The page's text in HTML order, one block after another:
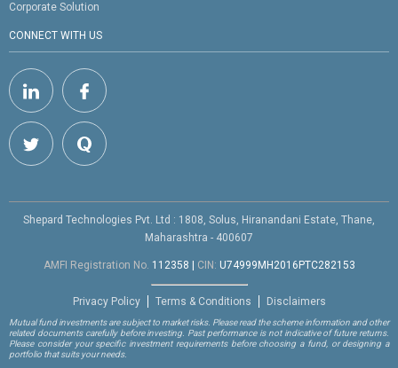
Corporate Solution
CONNECT WITH US
Shepard Technologies Pvt. Ltd : 1808, Solus, Hiranandani Estate, Thane,
Maharashtra - 400607
AMFI Registration No. 112358 CIN: U74999MH2016PTC282153
Privacy Policy Terms & Conditions Disclaimers
Mutual fund investments are subject to market risks. Please read the scheme information and other
related documents carefully before investing. Past performance is not indicative of future returns.
Please consider your specific investment requirements before choosing a fund, or designing a
portfolio that suits your needs.